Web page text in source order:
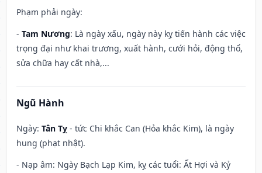
Phạm phải ngày:
- Tam Nương: Là ngày xấu, ngày này kỵ tiến hành các việc
trọng đại như khai trương, xuất hành, cưới hỏi, động thổ,
sửa chữa hay cất nhà,...
Ngũ Hành
Ngày: Tân Tỵ - tức Chi khắc Can (Hỏa khắc Kim), là ngày
hung (phạt nhật).
- Nạp âm: Ngày Bạch Lạp Kim, kỵ các tuổi: Ất Hợi và Kỷ